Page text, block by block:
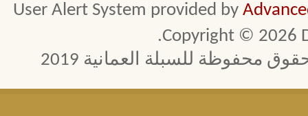
User Alert System provided by
Copyright © 2026
محفوظة للسبلة العمانية 2019